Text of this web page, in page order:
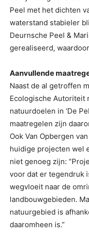
Peel met het dichten
waterstand stabieler
Deurnsche Peel &
gerealiseerd,
Aanvullende
Naast de al getroffen
Ecologische Autoriteit
natuurdoelen in ‘De
maatregelen zijn
Ook Van Opbergen
huidige projecten wel
niet genoeg zijn:
voor dat er tegendruk
wegvloeit naar de
landbouwgebieden.
natuurgebied is
daaromheen is.”